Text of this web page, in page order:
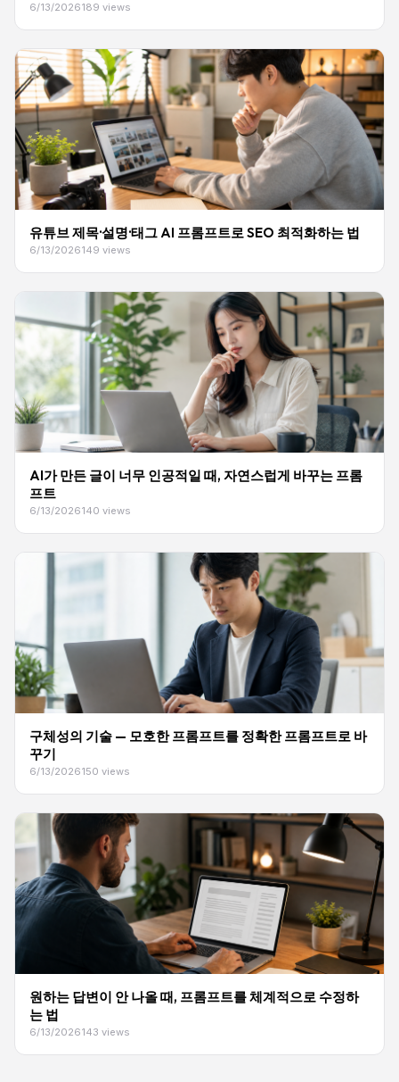
6/13/2026189 views
유튜브 제목·설명·태그 AI 프롬프트로 SEO 최적화하는 법
6/13/2026149 views
AI가 만든 글이 너무 인공적일 때, 자연스럽게 바꾸는 프롬
프트
6/13/2026140 views
구체성의 기술 — 모호한 프롬프트를 정확한 프롬프트로 바
꾸기
6/13/2026150 views
원하는 답변이 안 나올 때, 프롬프트를 체계적으로 수정하
는 법
6/13/2026143 views